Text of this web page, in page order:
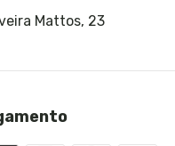
Mattos, 23